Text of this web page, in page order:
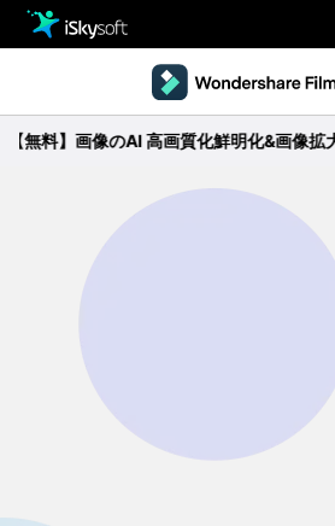
Utility
製品活用事例
ダウンロード
製品ページ
操作ガイド
動画編集の基本とコツ
無料ダウンロード 今すぐ購入
料】画像のAI 高画質化鮮明化&画像拡大